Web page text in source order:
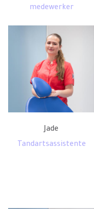
medewerker
Jade
Tandartsassistente